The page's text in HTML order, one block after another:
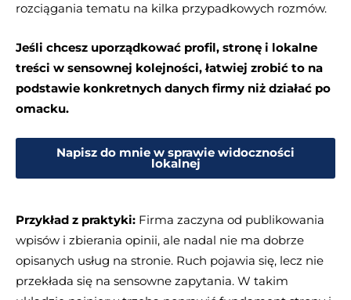
rozciągania tematu na kilka przypadkowych rozmów.
Jeśli chcesz uporządkować profil, stronę i lokalne
treści w sensownej kolejności, łatwiej zrobić to na
podstawie konkretnych danych firmy niż działać po
omacku.
Napisz do mnie w sprawie widoczności
lokalnej
Przykład z praktyki: Firma zaczyna od publikowania
wpisów i zbierania opinii, ale nadal nie ma dobrze
opisanych usług na stronie. Ruch pojawia się, lecz nie
przekłada się na sensowne zapytania. W takim